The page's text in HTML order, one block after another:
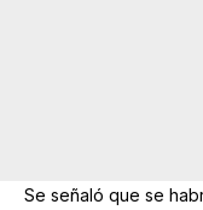
Se señaló que se